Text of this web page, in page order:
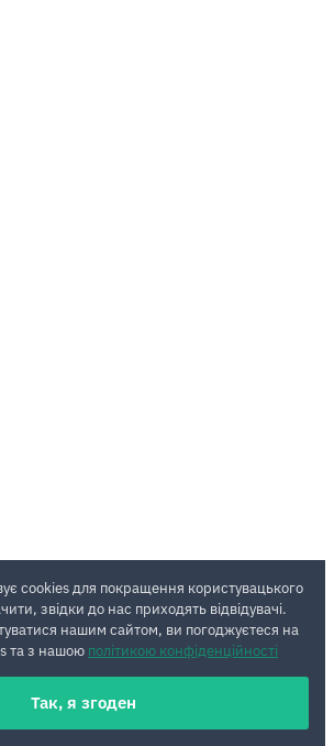
cookies для покращення користувацького
звідки до нас приходять відвідувачі.
нашим сайтом, ви погоджуєтеся на
та з нашою політикою конфіденційності
Так, я згоден